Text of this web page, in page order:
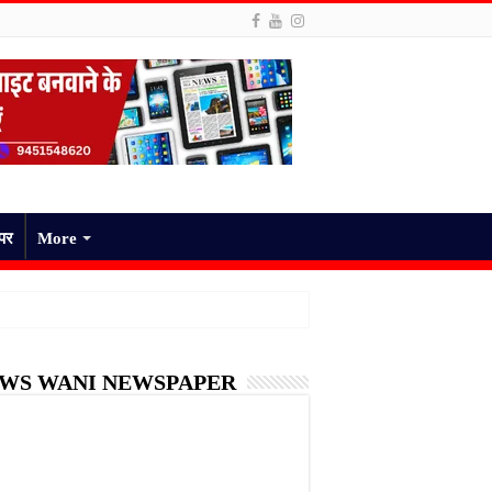
More
WANI NEWSPAPER